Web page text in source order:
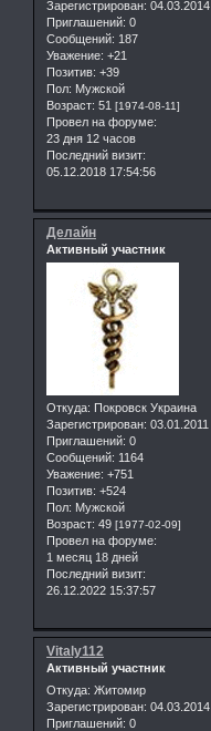
Зарегистрирован: 04.03.2014
Приглашений: 0
Сообщений: 187
Уважение: +21
Позитив: +39
Пол: Мужской
Возраст: 51 [1974-08-11]
Провел на форуме:
23 дня 12 часов
Последний визит:
05.12.2018 17:54:56
Делайн
Активный участник
Откуда: Покровск Украина
Зарегистрирован: 03.01.2011
Приглашений: 0
Сообщений: 1164
Уважение: +751
Позитив: +524
Пол: Мужской
Возраст: 49 [1977-02-09]
Провел на форуме:
1 месяц 18 дней
Последний визит:
26.12.2022 15:37:57
Vitaly112
Активный участник
Откуда: Житомир
Зарегистрирован: 04.03.2014
Приглашений: 0